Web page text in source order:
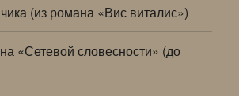
(из романа «Вис виталис»)
«Сетевой словесности» (до